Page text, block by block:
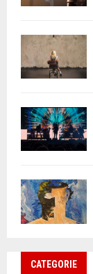
CATEGORIE